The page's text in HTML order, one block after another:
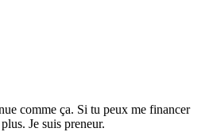
comme ça. Si tu peux me financer
Je suis preneur.